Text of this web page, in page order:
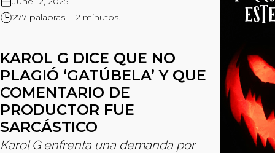
277 palabras. 1-2 minutos.
KAROL G DICE QUE NO
PLAGIÓ ‘GATÚBELA’ Y QUE
COMENTARIO DE
PRODUCTOR FUE
SARCÁSTICO
Karol G enfrenta una demanda por